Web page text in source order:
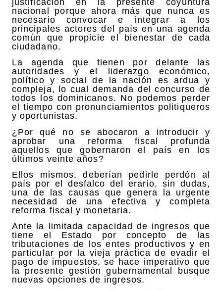
nacional porque ahora más que nunca es
necesario convocar e integrar a los
principales actores del país en una agenda
común que propicie el bienestar de cada
ciudadano.
La agenda que tienen por delante las
autoridades y el liderazgo económico,
político y social de la nación es ardua y
compleja, lo cual demanda del concurso de
todos los dominicanos. No podemos perder
el tiempo con pronunciamientos politiqueros
y oportunistas.
¿Por qué no se abocaron a introducir y
aprobar una reforma fiscal profunda
aquellos que gobernaron el país en los
últimos veinte años?
Ellos mismos, deberían pedirle perdón al
país por el desfalco del erario, sin dudas,
una de las causas que genera la urgente
necesidad de una efectiva y completa
reforma fiscal y monetaria.
Ante la limitada capacidad de ingresos que
tiene el Estado por concepto de las
tributaciones de los entes productivos y en
particular por la vieja práctica de evadir el
pago de impuestos, se hace imperativo que
la presente gestión gubernamental busque
nuevas opciones de ingresos.